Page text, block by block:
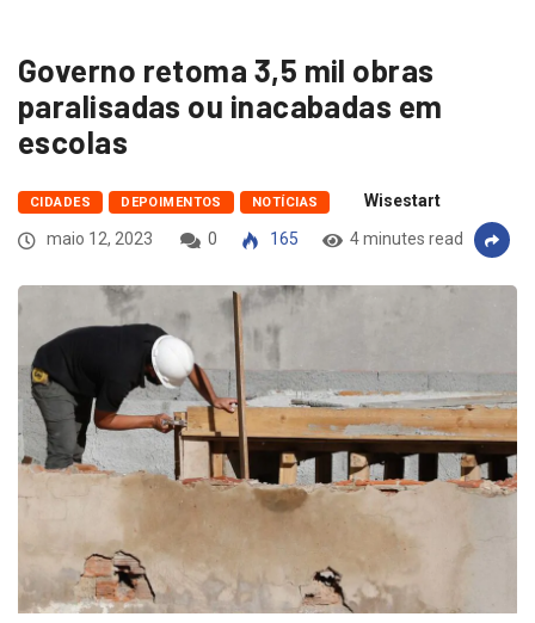
Governo retoma 3,5 mil obras
paralisadas ou inacabadas em
escolas
CIDADES DEPOIMENTOS NOTÍCIAS
Wisestart
maio 12, 2023
0 165 4 minutes read